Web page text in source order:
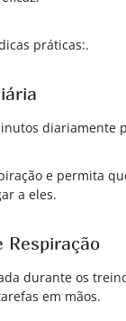
práticas:.
diariamente
e permita
a eles.
Respiração
durante os
em mãos.